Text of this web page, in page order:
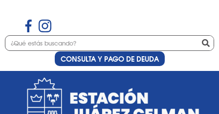
CONSULTA Y PAGO DE DEUDA
Etiqueta:estudiantil